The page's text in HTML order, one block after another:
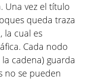
Una vez el título
queda traza
la cual es
Cada nodo
cadena) guarda
no se pueden